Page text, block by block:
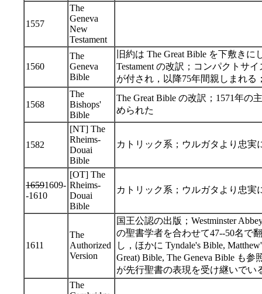
1557
The
Geneva
New
Testament
1560
The
Geneva
Bible
旧約は The Great Bible を下敷き
Testament の改訳；コンパクトサ
が付され，以降75年間親しまれる
1568
The
Bishops'
Bible
The Great Bible の改訳；1571年
められた
1582
[NT] The
Rheims-
Douai
Bible
カトリック系；ウルガタより忠実
16591609-
-1610
[OT] The
Rheims-
Douai
Bible
カトリック系；ウルガタより忠実
1611
The
Authorized
Version
国王公認の出版；Westminster
の聖書学者を合わせて47--50名で
し，ほかに Tyndale's Bible,
Great) Bible, The Geneva Bible も
が先行聖書の表現を受け継いでい
The